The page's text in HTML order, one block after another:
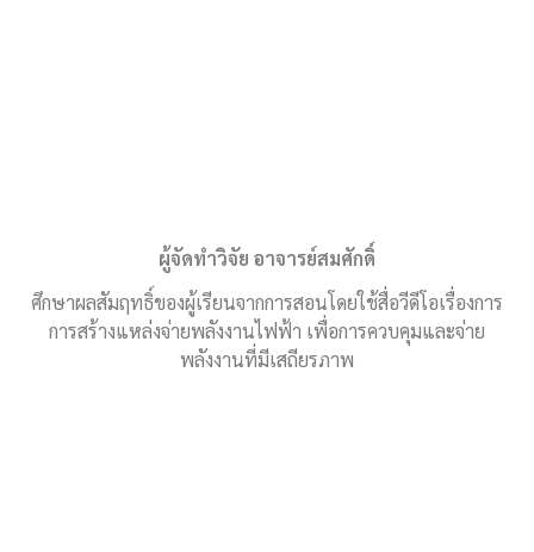
ผู้จัดทำวิจัย อาจารย์สมศักดิ์
ศึกษาผลสัมฤทธิ์ของผู้เรียนจากการสอนโดยใช้สื่อวีดีโอเรื่องการ
การสร้างแหล่งจ่ายพลังงานไฟฟ้า เพื่อการควบคุมและจ่าย
พลังงานที่มีเสถียรภาพ